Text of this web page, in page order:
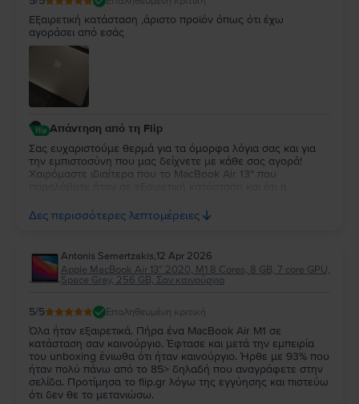
Εξαιρετική κατάσταση ,άριστο προϊόν όπως ότι έχω
αγοράσει από εσάς
Απάντηση από τη Flip
Σας ευχαριστούμε θερμά για τα όμορφα λόγια σας και για
την εμπιστοσύνη που μας δείχνετε με κάθε σας αγορά!
Χαιρόμαστε ιδιαίτερα που το MacBook Air 13″ που
σας. Η διαχρονική σας προτίμηση είναι η μεγαλύτερη
επιβράβευση για την ομάδα μας. Θα χαρούμε να σας
Δες περισσότερες λεπτομέρειες
Antonis Semertzakis,12 Apr 2026
Apple MacBook Air 13″ 2020, M1 8 Cores, 8 GB, 7 core GPU,
Space Gray, 256 GB, Σαν καινούργιο
5/5 Επαληθευμένη κριτική
Όλα ήταν εξαιρετικά. Πήρα ένα MacBook Air M1 σε
κατάσταση σαν καινούργιο. Έφτασε και μετά την εμπειρία
του unboxing ένιωθα ότι ήταν καινούργιο. Ήρθε με 93% που
ήταν πολύ πάνω από το 85> δηλαδή που αναγράφετε στην
σελίδα. Προτίμησα το flip.gr λόγω της εγγύησης και πιστεύω
ότι δεν θε το μετανιώσω.